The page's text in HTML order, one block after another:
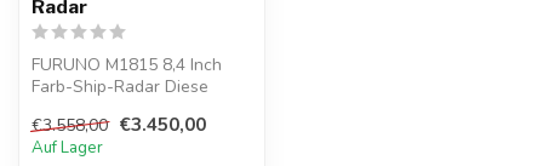
Radar
FURUNO M1815 8,4 Inch
Farb-Ship-Radar Diese
perfekte Lö...
€3.558,00 €3.450,00
Auf Lager